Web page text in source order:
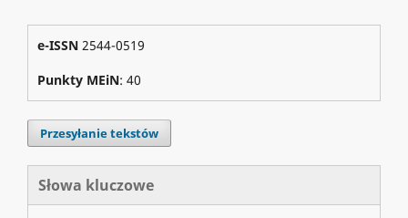
e-ISSN 2544-0519
Punkty MEiN: 40
Przesyłanie tekstów
Słowa kluczowe